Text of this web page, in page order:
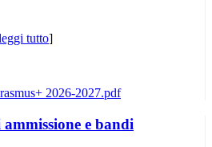
tutto]
e bandi